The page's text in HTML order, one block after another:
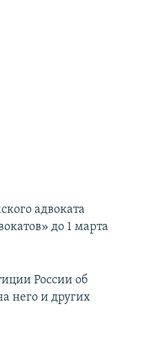
адвоката
до 1 марта
России об
него и других